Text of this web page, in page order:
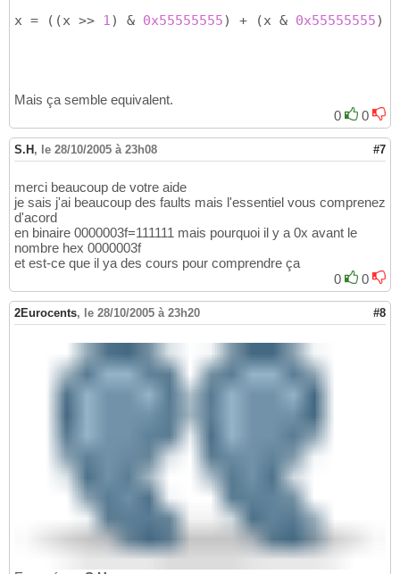
x = ( (x >> 1) & 0x55555555) + (x & 0x55555555)
Mais ça semble equivalent.
0
0
S.H , le 28/10/2005 à 23h08 #7
merci beaucoup de votre aide
je sais j'ai beaucoup des faults mais l'essentiel vous comprenez
d'acord
en binaire 0000003f=111111 mais pourquoi il y a 0x avant le
nombre hex 0000003f
et est-ce que il ya des cours pour comprendre ça
0
0
2Eurocents, le 28/10/2005 à 23h20 #8